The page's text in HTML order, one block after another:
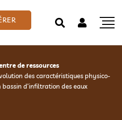
de ressources
des caractéristiques physico-
bassin d’infiltration des eaux